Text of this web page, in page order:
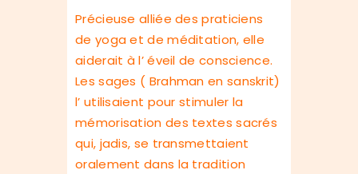
Précieuse alliée des praticiens
de yoga et de méditation, elle
aiderait à l’ éveil de conscience.
Les sages ( Brahman en sanskrit)
l’ utilisaient pour stimuler la
mémorisation des textes sacrés
qui, jadis, se transmettaient
oralement dans la tradition